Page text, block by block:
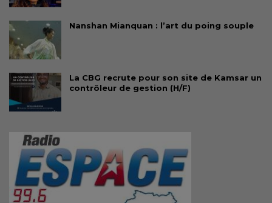
Nanshan Mianquan : l’art du poing souple
La CBG recrute pour son site de Kamsar un
contrôleur de gestion (H/F)